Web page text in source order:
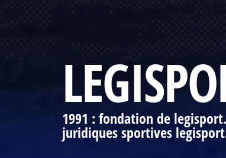
1991 : fondation de
juridiques sportives